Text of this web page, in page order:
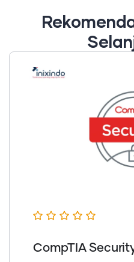
CompTIA